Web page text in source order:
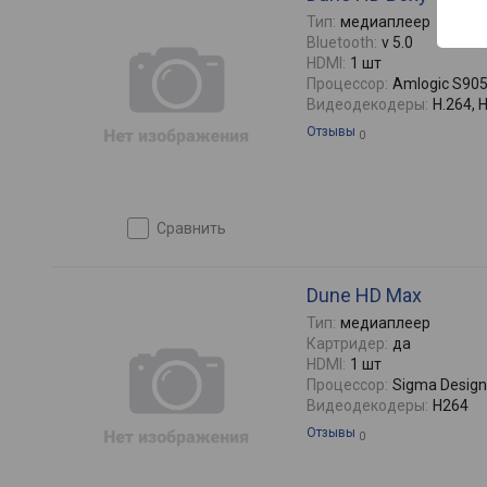
сравнить
Тип: медиаплеер
Bluetooth: v 5.0
HDMI: 1 шт
Процессор: Amlogic
Видеодекодеры: H.264,
Отзывы 0
Dune HD Max
Тип: медиаплеер
Картридер: да
HDMI: 1 шт
Процессор: Sigma
Видеодекодеры: H264
Отзывы 0